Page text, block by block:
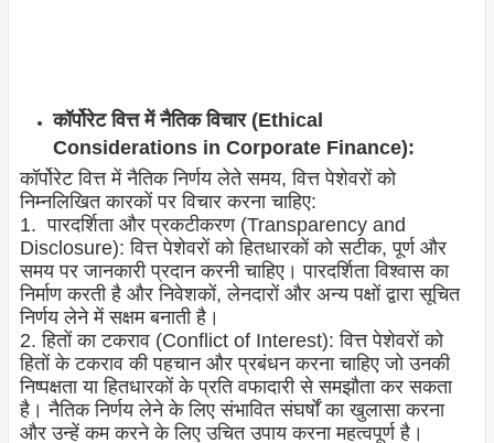
कॉर्पोरेट वित्त में नैतिक विचार (Ethical
Considerations in Corporate Finance):
कॉर्पोरेट वित्त में नैतिक निर्णय लेते समय, वित्त पेशेवरों को
निम्नलिखित कारकों पर विचार करना चाहिए:
1. पारदर्शिता और प्रकटीकरण (Transparency and
Disclosure): वित्त पेशेवरों को हितधारकों को सटीक, पूर्ण और
समय पर जानकारी प्रदान करनी चाहिए। पारदर्शिता विश्वास का
निर्माण करती है और निवेशकों, लेनदारों और अन्य पक्षों द्वारा सूचित
निर्णय लेने में सक्षम बनाती है।
2. हितों का टकराव (Conflict of Interest): वित्त पेशेवरों को
हितों के टकराव की पहचान और प्रबंधन करना चाहिए जो उनकी
निष्पक्षता या हितधारकों के प्रति वफादारी से समझौता कर सकता
है। नैतिक निर्णय लेने के लिए संभावित संघर्षों का खुलासा करना
और उन्हें कम करने के लिए उचित उपाय करना महत्वपूर्ण है।